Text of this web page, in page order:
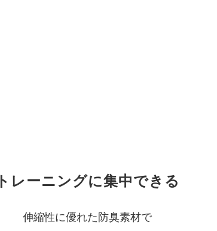
トレーニングに集中できる
伸縮性に優れた防臭素材で